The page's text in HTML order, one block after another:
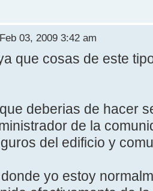
03, 2009 3:42 am
que cosas de este
deberias de hacer
de la
del edificio y
yo estoy